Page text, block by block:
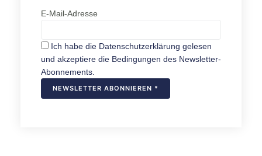
E-Mail-Adresse
Ich habe die Datenschutzerklärung gelesen
und akzeptiere die Bedingungen des Newsletter-
Abonnements.